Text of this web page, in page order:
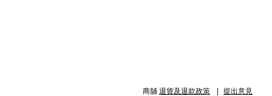
商舖 退貨及退款政策 提出意見